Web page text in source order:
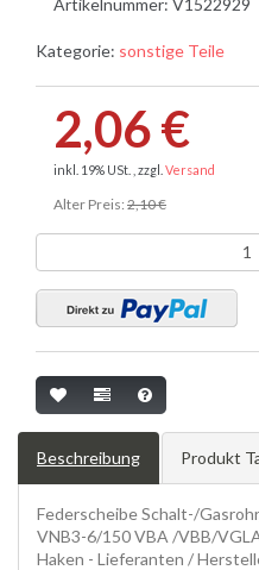
Kategorie: sonstige Teile
2,06 €
inkl. 19% USt. , zzgl. Versand
Alter Preis: 2,10 €
Beschreibung Produkt
Federscheibe Schalt-/
VNB3-6/150 VBA /VBB/
Haken - Lieferanten /